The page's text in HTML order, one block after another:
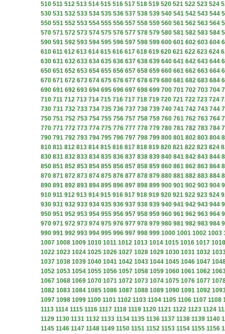
510 511 512 513 514 515 516 517 518 519 520 521 522 523 524
530 531 532 533 534 535 536 537 538 539 540 541 542 543 544
550 551 552 553 554 555 556 557 558 559 560 561 562 563 564
570 571 572 573 574 575 576 577 578 579 580 581 582 583 584
590 591 592 593 594 595 596 597 598 599 600 601 602 603 604
610 611 612 613 614 615 616 617 618 619 620 621 622 623 624
630 631 632 633 634 635 636 637 638 639 640 641 642 643 644
650 651 652 653 654 655 656 657 658 659 660 661 662 663 664
670 671 672 673 674 675 676 677 678 679 680 681 682 683 684
690 691 692 693 694 695 696 697 698 699 700 701 702 703 704
710 711 712 713 714 715 716 717 718 719 720 721 722 723 724
730 731 732 733 734 735 736 737 738 739 740 741 742 743 744
750 751 752 753 754 755 756 757 758 759 760 761 762 763 764
770 771 772 773 774 775 776 777 778 779 780 781 782 783 784
790 791 792 793 794 795 796 797 798 799 800 801 802 803 804
810 811 812 813 814 815 816 817 818 819 820 821 822 823 824
830 831 832 833 834 835 836 837 838 839 840 841 842 843 844
850 851 852 853 854 855 856 857 858 859 860 861 862 863 864
870 871 872 873 874 875 876 877 878 879 880 881 882 883 884
890 891 892 893 894 895 896 897 898 899 900 901 902 903 904
910 911 912 913 914 915 916 917 918 919 920 921 922 923 924
930 931 932 933 934 935 936 937 938 939 940 941 942 943 944
950 951 952 953 954 955 956 957 958 959 960 961 962 963 964
970 971 972 973 974 975 976 977 978 979 980 981 982 983 984
990 991 992 993 994 995 996 997 998 999 1000 1001 1002 1003
1007 1008 1009 1010 1011 1012 1013 1014 1015 1016 1017 1018
1022 1023 1024 1025 1026 1027 1028 1029 1030 1031 1032
1037 1038 1039 1040 1041 1042 1043 1044 1045 1046 1047
1052 1053 1054 1055 1056 1057 1058 1059 1060 1061 1062
1067 1068 1069 1070 1071 1072 1073 1074 1075 1076 1077
1082 1083 1084 1085 1086 1087 1088 1089 1090 1091 1092
1097 1098 1099 1100 1101 1102 1103 1104 1105 1106 1107 1108
1113 1114 1115 1116 1117 1118 1119 1120 1121 1122 1123 1124
1129 1130 1131 1132 1133 1134 1135 1136 1137 1138 1139 1140
1145 1146 1147 1148 1149 1150 1151 1152 1153 1154 1155 1156